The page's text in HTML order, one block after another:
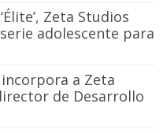
Zeta Studios
adolescente para
a Zeta
de Desarrollo